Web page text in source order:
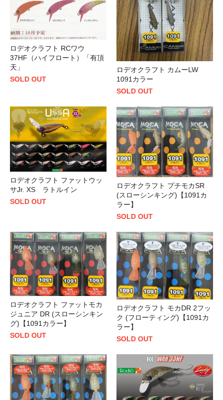
ロデオクラフト RCワウ
37HF（ハイフロート）「有頂
天」
SOLD OUT
ロデオクラフト カムーLW
1091カラー
SOLD OUT
ロデオクラフト ファットウッ
サJr. XS ラトルイン
SOLD OUT
ロデオクラフト プチモカSR
(スローシンキング)【1091カ
ラー】
SOLD OUT
ロデオクラフト ファットモカ
ジュニア DR (スローシンキン
グ)【1091カラー】
SOLD OUT
ロデオクラフト モカDR 2フッ
ク (フローティング)【1091カ
ラー】
SOLD OUT